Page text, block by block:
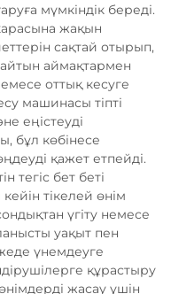
мүмкіндік береді.
жақын
сақтай отырып,
аймақтармен
оттық кесуге
машинасы тіпті
еңістеуді
бұл көбінесе
қажет етпейді.
тегіс бет беті
тікелей өнім
үгіту немесе
уақыт пен
үнемдеуге
құрастыру
жасау үшін